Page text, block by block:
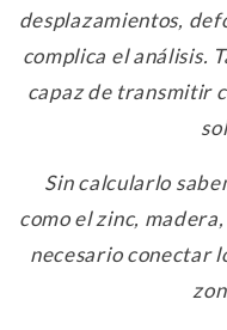
desplazamientos,
complica el análisis.
capaz de transmitir
Sin calcularlo
como el zinc,
necesario conectar